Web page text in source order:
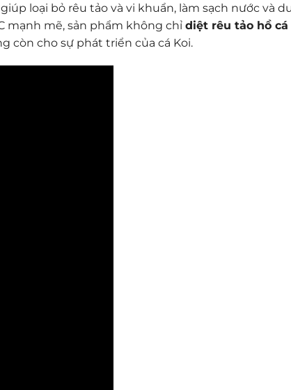
loại bỏ rêu tảo và vi khuẩn, làm sạch nước và
mạnh mẽ, sản phẩm không chỉ diệt rêu tảo hồ cá
còn cho sự phát triển của cá Koi.